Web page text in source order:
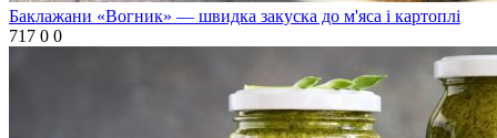
Баклажани «Вогник» — швидка закуска до м'яса і картоплі
717 0 0